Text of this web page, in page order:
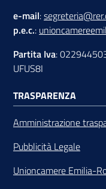
e-mail:
p.e.c.:
Partita Iva:
UFUS8I
TRASPARENZA
Amministrazione
Pubblicità Legale
Unioncamere Emilia-